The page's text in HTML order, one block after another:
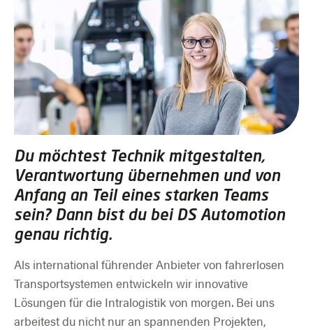
Du möchtest Technik mitgestalten,
Verantwortung übernehmen und von
Anfang an Teil eines starken Teams
sein? Dann bist du bei DS Automotion
genau richtig.
Als international führender Anbieter von fahrerlosen
Transportsystemen entwickeln wir innovative
Lösungen für die Intralogistik von morgen. Bei uns
arbeitest du nicht nur an spannenden Projekten,